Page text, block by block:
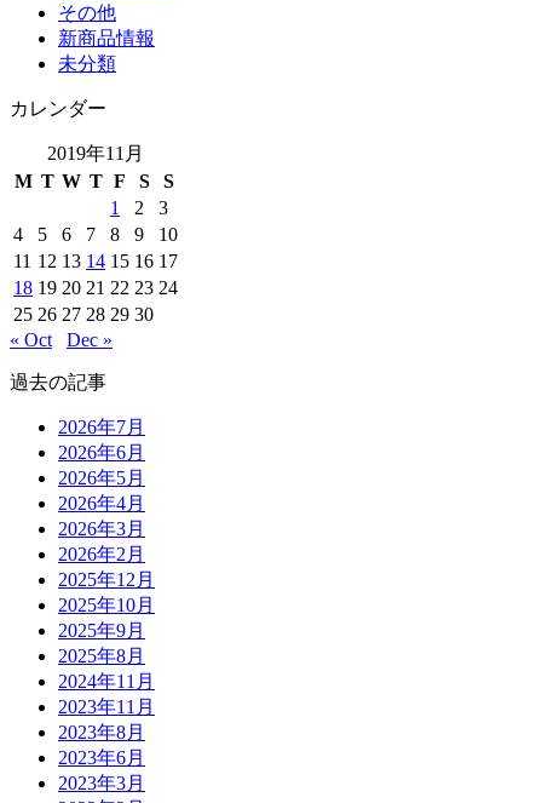
その他
新商品情報
未分類
カレンダー
2019年11月
M T W T F S
S
1
2
3
4
5 6 7 8 9
10
11 12 13 14 15 16 17
18 19 20 21 22 23 24
25 26 27 28 29 30
« Oct
Dec »
過去の記事
2026年7月
2026年6月
2026年5月
2026年4月
2026年3月
2026年2月
2025年12月
2025年10月
2025年9月
2025年8月
2024年11月
2023年11月
2023年8月
2023年6月
2023年3月